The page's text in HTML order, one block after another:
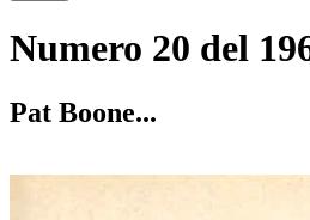
Numero 20 del
Pat Boone...